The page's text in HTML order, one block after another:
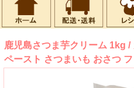
鹿児島さつま芋クリーム 1kg
ペースト さつまいも おさつ